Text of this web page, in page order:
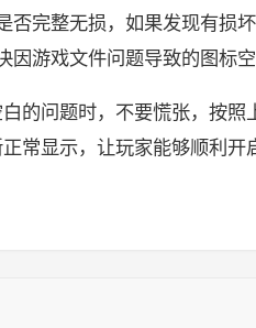
否完整无损，如果发现有损
因游戏文件问题导致的图标空
的问题时，不要慌张，按
常显示，让玩家能够顺利开